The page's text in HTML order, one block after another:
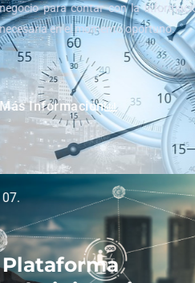
negocio para contar con la
necesaria en el momento oportuno.
Más Información
07.
Plataforma